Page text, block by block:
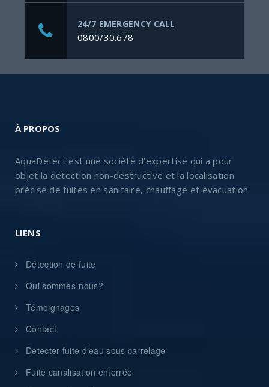
24/7 EMERGENCY CALL
0800/30.678
À PROPOS
AquaDetect est une société d’expertise qui a pour
objet la détection non-destructive et la localisation
précise de fuites en sanitaire, chauffage et évacuation.
LIENS
Détection de fuite
Qui sommes-nous?
Témoignages
Contact
Detecter fuite d’eau sous carrelage
Fuite canalisation enterrée